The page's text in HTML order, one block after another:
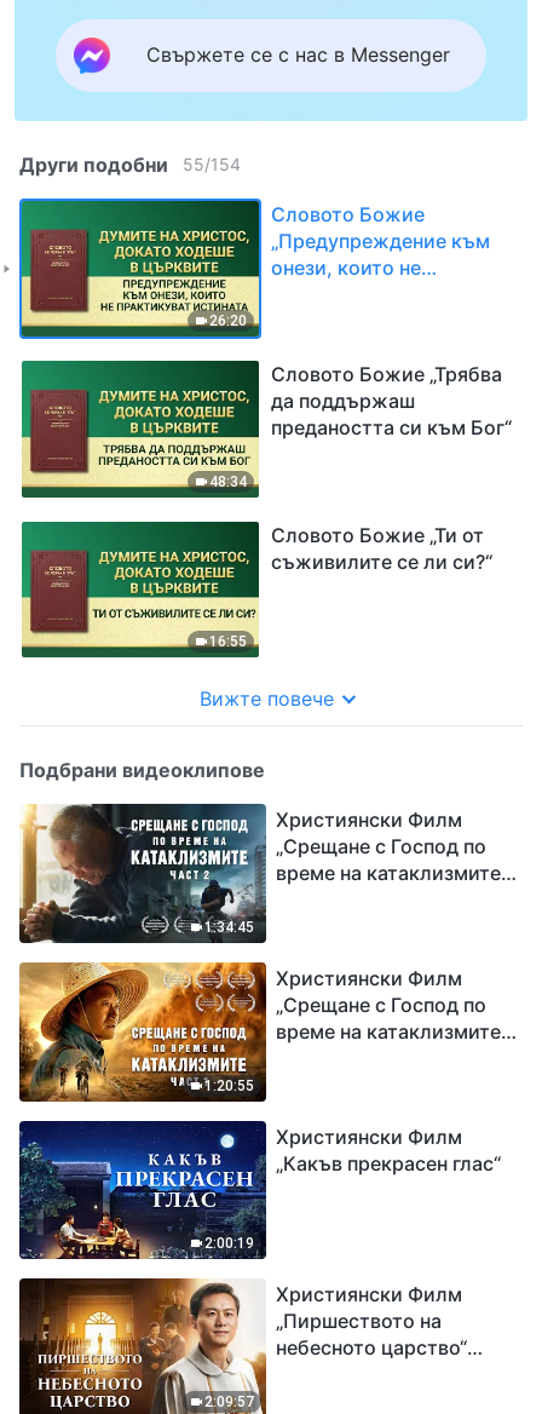
Свържете се с нас в Messenger
Други подобни 55/154
26:20
Словото Божие
„Предупреждение към
онези, които не
48:34
Словото Божие „Трябва
да поддържаш
предаността си към Бог“
16:55
Словото Божие „Ти от
съживилите се ли си?“
Вижте повече
Подбрани видеоклипове
1:34:45
Християнски Филм
„Срещане с Господ по
време на катаклизмите“
1:20:55
Християнски Филм
„Срещане с Господ по
време на катаклизмите“
2:00:19
Християнски Филм
„Какъв прекрасен глас“
2:09:57
Християнски Филм
„Пиршеството на
небесното царство“